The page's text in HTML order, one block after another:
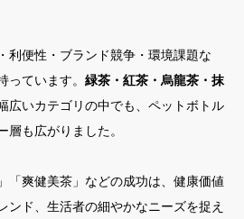
利便性・ブランド競争・環境課題な
っています。 緑茶・紅茶・烏龍茶・抹
広いカテゴリの中でも、ペットボトル
層も広がりました。
「爽健美茶」などの成功は、健康価値
ンド、生活者の細やかなニーズを捉え